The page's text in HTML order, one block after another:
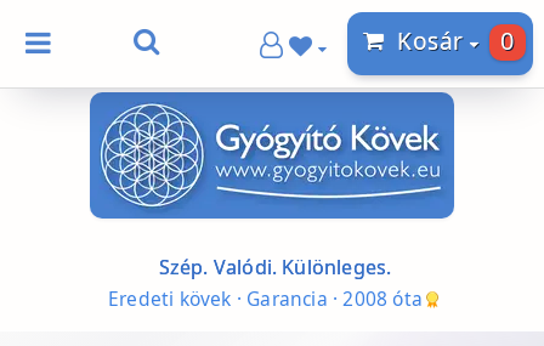
Kosár 0
Szép. Valódi. Különleges.
Eredeti kövek · Garancia · 2008 óta